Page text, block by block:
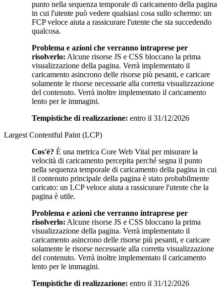
punto nella sequenza temporale di caricamento della pagina
in cui l'utente può vedere qualsiasi cosa sullo schermo: un
FCP veloce aiuta a rassicurare l'utente che sta succedendo
qualcosa.
Problema e azioni che verranno intraprese per
risolverlo: Alcune risorse JS e CSS bloccano la prima
visualizzazione della pagina. Verrà implementato il
caricamento asincrono delle risorse più pesanti, e caricare
solamente le risorse necessarie alla corretta visualizzazione
del contenuto. Verrà inoltre implementato il caricamento
lento per le immagini.
Tempistiche di realizzazione: entro il 31/12/2026
Largest Contentful Paint (LCP)
Cos'è? È una metrica Core Web Vital per misurare la
velocità di caricamento percepita perché segna il punto
nella sequenza temporale di caricamento della pagina in cui
il contenuto principale della pagina è stato probabilmente
caricato: un LCP veloce aiuta a rassicurare l'utente che la
pagina è utile.
Problema e azioni che verranno intraprese per
risolverlo: Alcune risorse JS e CSS bloccano la prima
visualizzazione della pagina. Verrà implementato il
caricamento asincrono delle risorse più pesanti, e caricare
solamente le risorse necessarie alla corretta visualizzazione
del contenuto. Verrà inoltre implementato il caricamento
lento per le immagini.
Tempistiche di realizzazione: entro il 31/12/2026